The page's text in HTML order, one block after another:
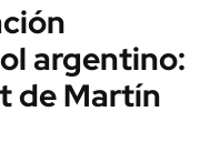
argentino:
de Martín